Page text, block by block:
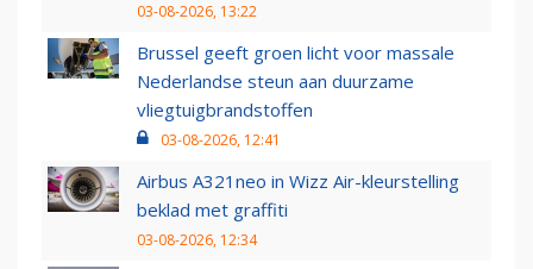
03-08-2026, 13:22
Brussel geeft groen licht voor massale
Nederlandse steun aan duurzame
vliegtuigbrandstoffen
03-08-2026, 12:41
Airbus A321neo in Wizz Air-kleurstelling
beklad met graffiti
03-08-2026, 12:34